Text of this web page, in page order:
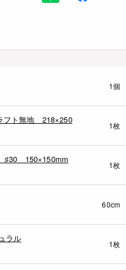
1個
フト無地 218×250
1枚
150×150mm
1枚
60cm
ラル
1枚